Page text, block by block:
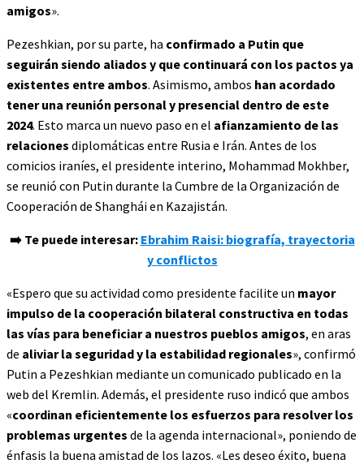
amigos».
Pezeshkian, por su parte, ha confirmado a Putin que
seguirán siendo aliados y que continuará con los pactos ya
existentes entre ambos. Asimismo, ambos han acordado
tener una reunión personal y presencial dentro de este
2024. Esto marca un nuevo paso en el afianzamiento de las
relaciones diplomáticas entre Rusia e Irán. Antes de los
comicios iraníes, el presidente interino, Mohammad Mokhber,
se reunió con Putin durante la Cumbre de la Organización de
Cooperación de Shanghái en Kazajistán.
➡️ Te puede interesar: Ebrahim Raisi: biografía, trayectoria
y conflictos
«Espero que su actividad como presidente facilite un mayor
impulso de la cooperación bilateral constructiva en todas
las vías para beneficiar a nuestros pueblos amigos, en aras
de aliviar la seguridad y la estabilidad regionales», confirmó
Putin a Pezeshkian mediante un comunicado publicado en la
web del Kremlin. Además, el presidente ruso indicó que ambos
«coordinan eficientemente los esfuerzos para resolver los
problemas urgentes de la agenda internacional», poniendo de
énfasis la buena amistad de los lazos. «Les deseo éxito, buena